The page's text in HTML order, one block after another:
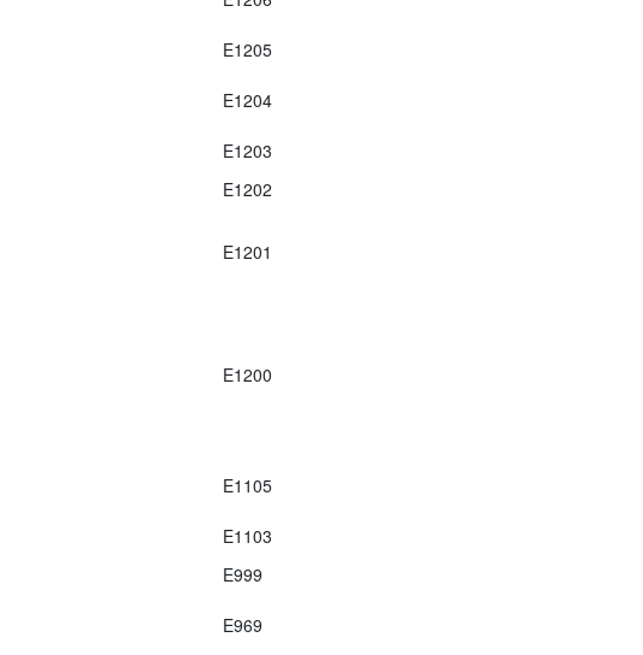
E1205
E1204
E1203
E1202
E1201
E1200
E1105
E1103
E999
E969